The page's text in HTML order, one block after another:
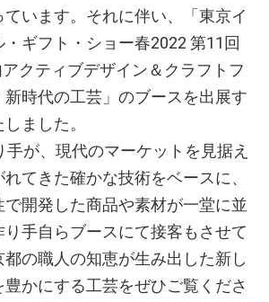
います。それに伴い、「東京イ
ギフト・ショー春2022 第11回
アクティブデザイン＆クラフトフ
新時代の工芸」のブースを出展す
ました。
が、現代のマーケットを見据え
てきた確かな技術をベースに、
開発した商品や素材が一堂に並
手自らブースにて接客もさせて
の職人の知恵が生み出した新し
かにする工芸をぜひご覧くださ